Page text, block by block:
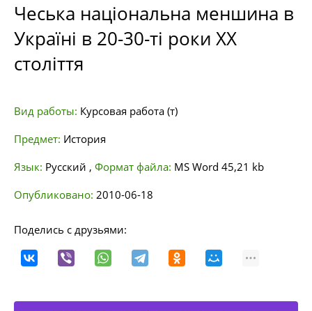
Чеська національна меншина в
Україні в 20-30-ті роки ХХ
століття
Вид работы: Курсовая работа (т)
Предмет: История
Язык: Русский , Формат файла: MS Word 45,21 kb
Опубликовано: 2010-06-18
Поделись с друзьями: